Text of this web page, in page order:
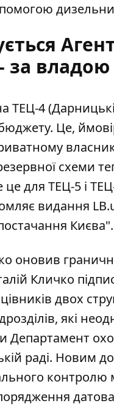
за
ТЕЦ-4
Це,
схеми
для ТЕЦ-5 і
видання
Києва".
оновив
Кличко
двох
які
Департамент
раді. Новим
контролю